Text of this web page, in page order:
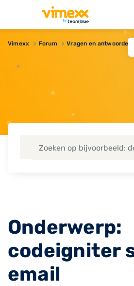
Vimexx Forum Vragen en antwoorden
Onderwerp:
codeigniter
email